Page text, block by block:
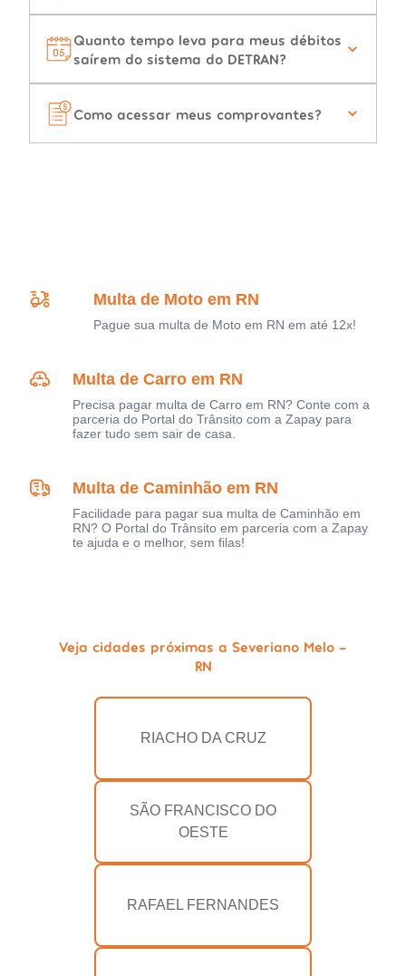
Quanto tempo leva para meus débitos
saírem do sistema do DETRAN?
Como acessar meus comprovantes?
Multa de Moto em RN
Pague sua multa de Moto em RN em até 12x!
Multa de Carro em RN
Precisa pagar multa de Carro em RN? Conte com a
parceria do Portal do Trânsito com a Zapay para
fazer tudo sem sair de casa.
Multa de Caminhão em RN
Facilidade para pagar sua multa de Caminhão em
RN? O Portal do Trânsito em parceria com a Zapay
te ajuda e o melhor, sem filas!
Veja cidades próximas a Severiano Melo -
RN
RIACHO DA CRUZ
SÃO FRANCISCO DO
OESTE
RAFAEL FERNANDES